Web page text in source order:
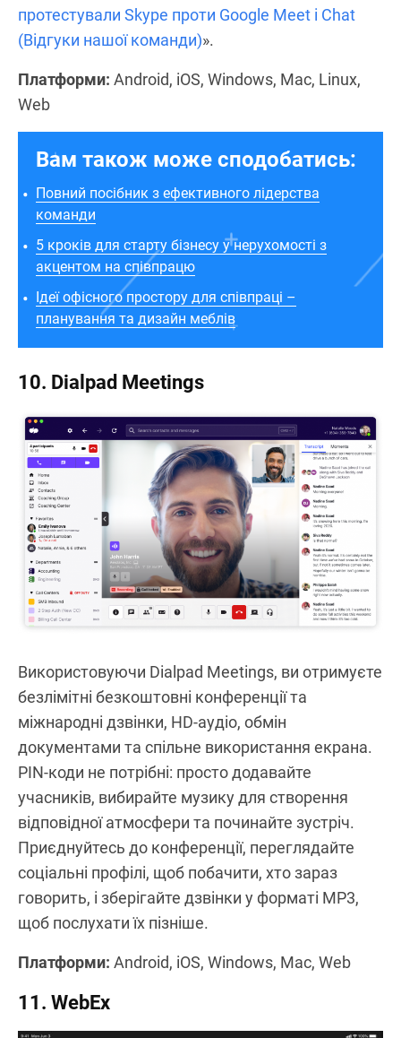
протестували Skype проти Google Meet і Chat
(Відгуки нашої команди)».
Платформи: Android, iOS, Windows, Mac, Linux,
Web
Вам також може сподобатись:
Повний посібник з ефективного лідерства
команди
5 кроків для старту бізнесу у нерухомості з
акцентом на співпрацю
Ідеї офісного простору для співпраці –
планування та дизайн меблів
10. Dialpad Meetings
Використовуючи Dialpad Meetings, ви отримуєте
безлімітні безкоштовні конференції та
міжнародні дзвінки, HD-аудіо, обмін
документами та спільне використання екрана.
PIN-коди не потрібні: просто додавайте
учасників, вибирайте музику для створення
відповідної атмосфери та починайте зустріч.
Приєднуйтесь до конференції, переглядайте
соціальні профілі, щоб побачити, хто зараз
говорить, і зберігайте дзвінки у форматі MP3,
щоб послухати їх пізніше.
Платформи: Android, iOS, Windows, Mac, Web
11. WebEx